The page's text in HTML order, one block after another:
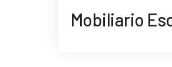
Mobiliario